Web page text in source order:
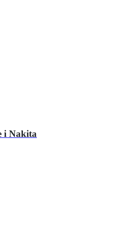
i Nakita